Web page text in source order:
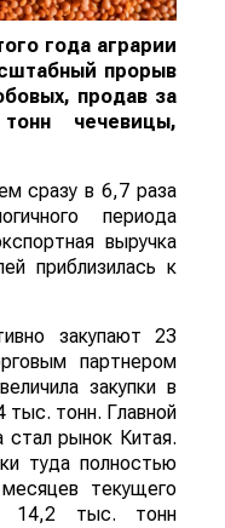
года аграрии
прорыв
продав за
чечевицы,
сразу в 6,7 раза
периода
выручка
приблизилась к
закупают 23
партнером
закупки в
тыс. тонн. Главной
стал рынок Китая.
туда полностью
текущего
14,2 тыс. тонн